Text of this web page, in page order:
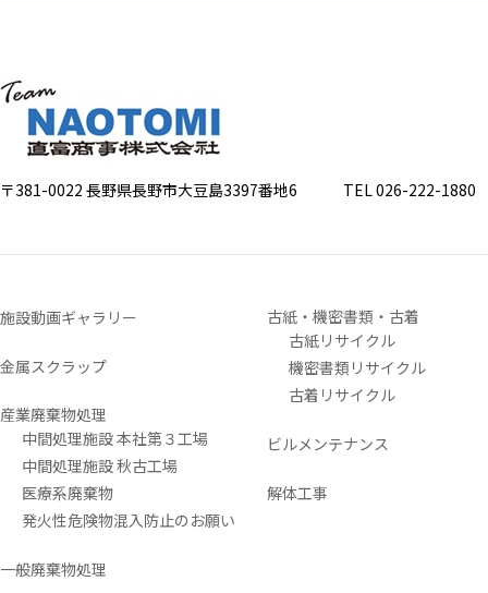
〒381-0022 長野県長野市大豆島3397番地6 TEL 026-222-1880
施設動画ギャラリー
金属スクラップ
産業廃棄物処理
中間処理施設 本社第３工場
中間処理施設 秋古工場
医療系廃棄物
発火性危険物混入防止のお願い
一般廃棄物処理
古紙・機密書類・古着
古紙リサイクル
機密書類リサイクル
古着リサイクル
ビルメンテナンス
解体工事